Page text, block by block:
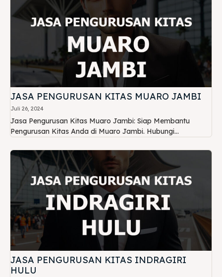
JASA PENGURUSAN KITAS MUARO JAMBI
Juli 26, 2024
Jasa Pengurusan Kitas Muaro Jambi: Siap Membantu
Pengurusan Kitas Anda di Muaro Jambi. Hubungi...
JASA PENGURUSAN KITAS INDRAGIRI
HULU